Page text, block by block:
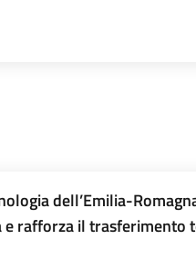
dell’Emilia-
rafforza il trasferimento